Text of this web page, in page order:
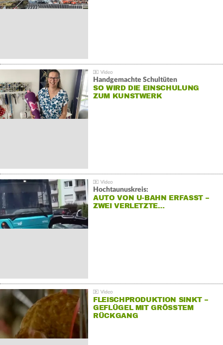
Handgemachte Schultüten
SO WIRD DIE EINSCHULUNG
ZUM KUNSTWERK
Hochtaunuskreis:
AUTO VON U-BAHN ERFASST –
ZWEI VERLETZTE…
FLEISCHPRODUKTION SINKT –
GEFLÜGEL MIT GRÖSSTEM R
ÜCKGANG